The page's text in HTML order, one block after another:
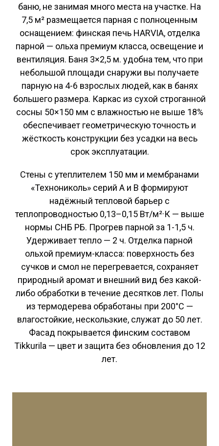
баню, не занимая много места на участке. На
7,5 м² размещается парная с полноценным
оснащением: финская печь HARVIA, отделка
парной — ольха премиум класса, освещение и
вентиляция. Баня 3×2,5 м. удобна тем, что при
небольшой площади снаружи вы получаете
парную на 4-6 взрослых людей, как в банях
большего размера. Каркас из сухой строганной
сосны 50×150 мм с влажностью не выше 18%
обеспечивает геометрическую точность и
жёсткость конструкции без усадки на весь
срок эксплуатации.
Стены с утеплителем 150 мм и мембранами
«Технониколь» серий A и B формируют
надёжный тепловой барьер с
теплопроводностью 0,13–0,15 Вт/м²·К — выше
нормы СНБ РБ. Прогрев парной за 1-1,5 ч.
Удерживает тепло — 2 ч. Отделка парной
ольхой премиум-класса: поверхность без
сучков и смол не перегревается, сохраняет
природный аромат и внешний вид без какой-
либо обработки в течение десятков лет. Полы
из термодерева обработаны при 200°C —
влагостойкие, нескользкие, служат до 50 лет.
Фасад покрывается финским составом
Tikkurila — цвет и защита без обновления до 12
лет.